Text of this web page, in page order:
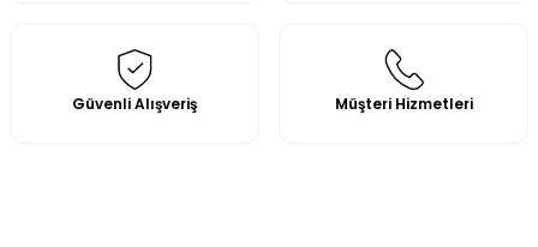
Güvenli Alışveriş Müşteri Hizmetleri